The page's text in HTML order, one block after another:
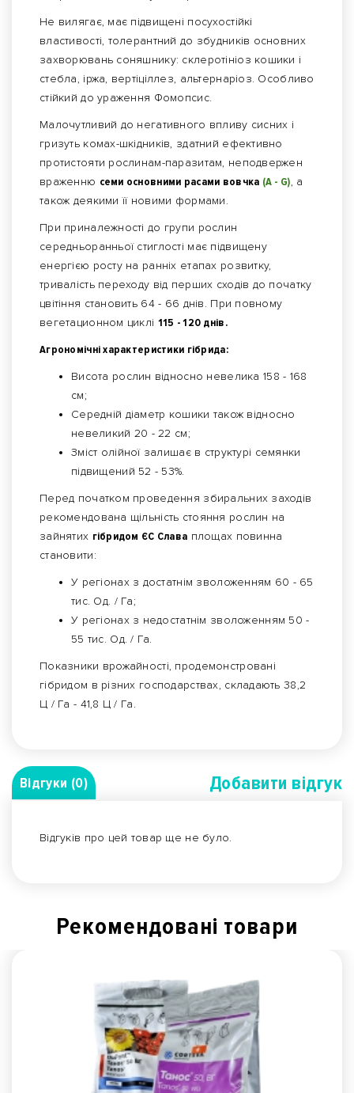
Не вилягає, має підвищені посухостійкі
властивості, толерантний до збудників основних
захворювань соняшнику: склеротініоз кошики і
стебла, іржа, вертіціллез, альтернаріоз. Особливо
стійкий до ураження Фомопсис.
Малочутливий до негативного впливу сисних і
гризуть комах-шкідників, здатний ефективно
протистояти рослинам-паразитам, неподвержен
враженню семи основними расами вовчка (А - G), а
також деякими її новими формами.
При приналежності до групи рослин
середньоранньої стиглості має підвищену
енергією росту на ранніх етапах розвитку,
тривалість переходу від перших сходів до початку
цвітіння становить 64 - 66 днів. При повному
вегетационном циклі 115 - 120 днів.
Агрономічні характеристики гібрида:
Висота рослин відносно невелика 158 - 168
см;
Середній діаметр кошики також відносно
невеликий 20 - 22 см;
Зміст олійної залишає в структурі семянки
підвищений 52 - 53%.
Перед початком проведення збиральних заходів
рекомендована щільність стояння рослин на
зайнятих гібридом ЄС Слава площах повинна
становити:
У регіонах з достатнім зволоженням 60 - 65
тис. Од. / Га;
У регіонах з недостатнім зволоженням 50 -
55 тис. Од. / Га.
Показники врожайності, продемонстровані
гібридом в різних господарствах, складають 38,2
Ц / Га - 41,8 Ц / Га.
Відгуки (0) Добавити вiдгук
Відгуків про цей товар ще не було.
Рекомендованi товари